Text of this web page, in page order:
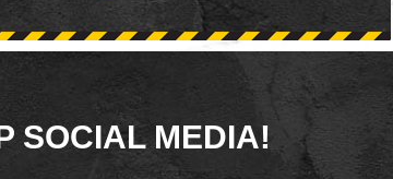
SOCIAL MEDIA!